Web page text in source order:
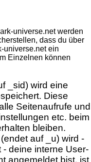
universe.net werden
dass du über
universe.net ein
Einzelnen können
_sid) wird eine
Diese
Seitenaufrufe und
etc. beim
bleiben.
auf _u) wird -
deine interne User-